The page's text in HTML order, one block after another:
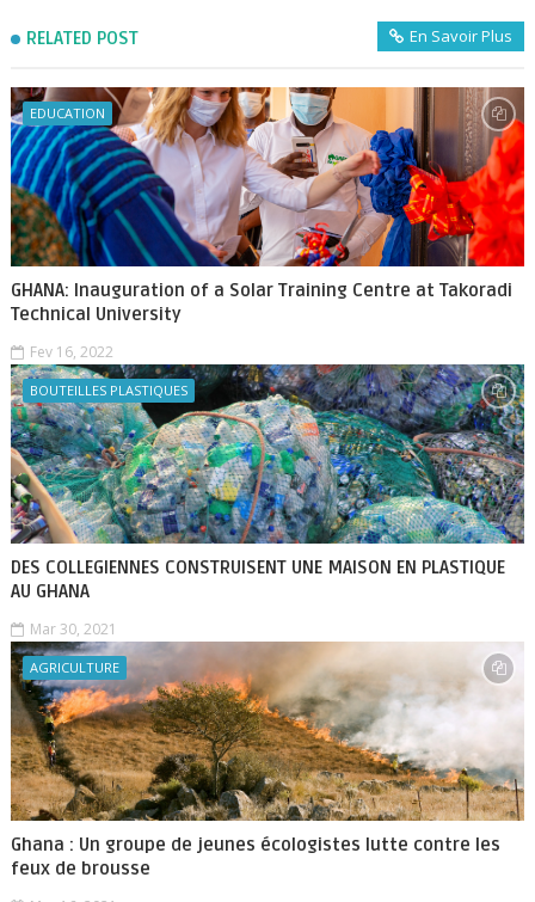
RELATED POST En Savoir Plus
EDUCATION
GHANA: Inauguration of a Solar Training Centre at Takoradi
Technical University
Fev 16, 2022
BOUTEILLES PLASTIQUES
DES COLLEGIENNES CONSTRUISENT UNE MAISON EN PLASTIQUE
AU GHANA
Mar 30, 2021
AGRICULTURE
Ghana : Un groupe de jeunes écologistes lutte contre les
feux de brousse